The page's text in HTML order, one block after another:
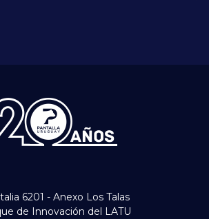
6201 - Anexo Los Talas
de Innovación del LATU